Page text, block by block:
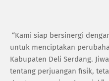
“Kami siap bersinergi
untuk menciptakan
Kabupaten Deli Serdang.
tentang perjuangan fisik,